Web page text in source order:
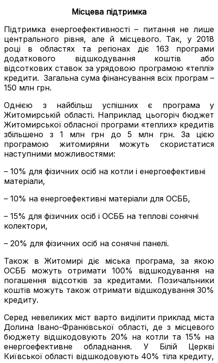
Місцева підтримка
Підтримка енергоефективності – питання не лише
центрального рівня, але й місцевого. Так, у 2018
році в областях та регіонах діє 163 програми
додаткового відшкодування коштів або
відсоткових ставок за урядовою програмою «теплі»
кредити. Загальна сума фінансування всіх програм –
150 млн грн.
Однією з найбільш успішних є програма у
Житомирській області. Наприклад цьогоріч бюджет
Житомирської обласної програми «теплих» кредитів
збільшено з 1 млн грн до 5 млн грн. За цією
програмою житомиряни можуть скористатися
наступними можливостями:
– 10% для фізичних осіб на котли і енергоефективні
матеріали,
– 10% на енергоефективні матеріали для ОСББ,
– 15% для фізичних осіб і ОСББ на теплові сонячні
колектори,
– 20% для фізичних осіб на сонячні панелі.
Також в Житомирі діє міська програма, за якою
ОСББ можуть отримати 100% відшкодування на
погашення відсотків за кредитами. Позичальники
коштів можуть також отримати відшкодування 30%
кредиту.
Серед невеликих міст варто виділити приклад міста
Долина Івано-Франківської області, де з місцевого
бюджету відшкодовують 20% на котли та 15% на
енергоефективне обладнання. У Білій Церкві
Київської області відшкодовують 40% тіла кредиту,